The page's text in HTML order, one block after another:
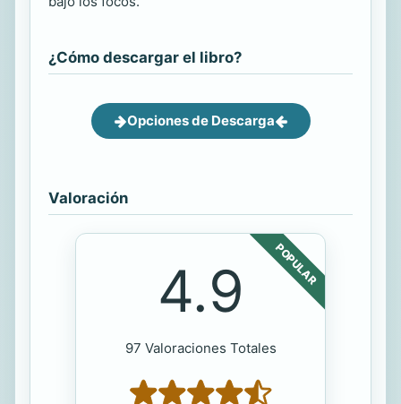
¿Cómo descargar el libro?
Opciones de Descarga
Valoración
POPULAR
4.9
97 Valoraciones Totales